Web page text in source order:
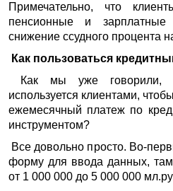
Примечательно, что
пенсионные и зарплатные
снижение ссудного процента
Как пользоваться
Как мы уже говорили,
используется клиентами,
ежемесячный платеж по
инструментом?
Все довольно просто. Во-
форму для ввода данных, там
от 1 000 000 до 5 000 000